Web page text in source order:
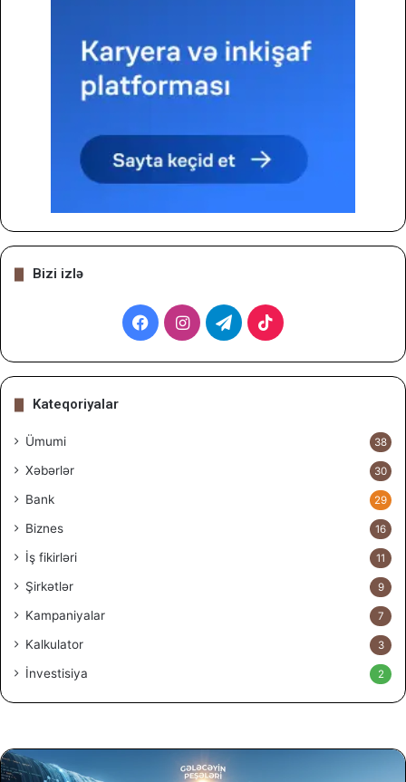
Bizi izlə
FacebookInstagram
TelegramTikTok
Kateqoriyalar
Ümumi 38
Xəbərlər 30
Bank 29
Biznes 16
İş fikirləri 11
Şirkətlər 9
Kampaniyalar 7
Kalkulator 3
İnvestisiya 2